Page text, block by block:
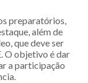
preparatórios,
além de
que deve ser
O objetivo é dar
a participação